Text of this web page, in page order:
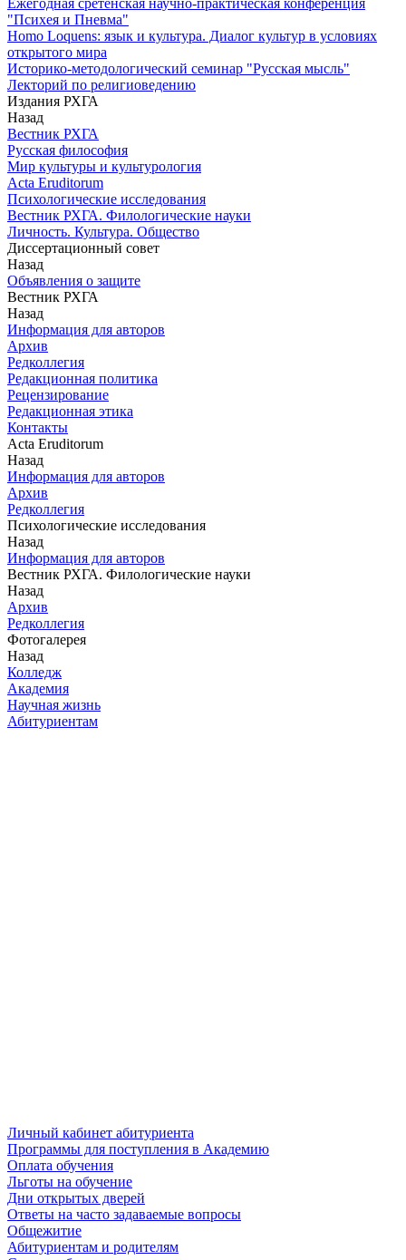
Ежегодная сретенская научно-практическая конференция
"Психея и Пневма"
Homo Loquens: язык и культура. Диалог культур в условиях
открытого мира
Историко-методологический семинар "Русская мысль"
Лекторий по религиоведению
Издания РХГА
Назад
Вестник РХГА
Русская философия
Мир культуры и культурология
Acta Eruditorum
Психологические исследования
Вестник РХГА. Филологические науки
Личность. Культура. Общество
Диссертационный совет
Назад
Объявления о защите
Вестник РХГА
Назад
Информация для авторов
Архив
Редколлегия
Редакционная политика
Рецензирование
Редакционная этика
Контакты
Acta Eruditorum
Назад
Информация для авторов
Архив
Редколлегия
Психологические исследования
Назад
Информация для авторов
Вестник РХГА. Филологические науки
Назад
Архив
Редколлегия
Фотогалерея
Назад
Колледж
Академия
Научная жизнь
Абитуриентам
Личный кабинет абитуриента
Программы для поступления в Академию
Оплата обучения
Льготы на обучение
Дни открытых дверей
Ответы на часто задаваемые вопросы
Общежитие
Абитуриентам и родителям